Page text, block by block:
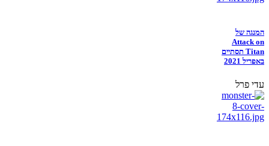
המנגה של
Attack on
Titan תסתיים
באפריל 2021
עדי פרל